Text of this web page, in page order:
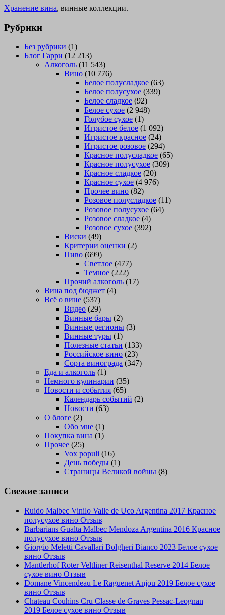
Хранение вина, винные коллекции.
Рубрики
Без рубрики (1)
Блог Гарри (12 213)
Алкоголь (11 543)
Вино (10 776)
Белое полусладкое (63)
Белое полусухое (339)
Белое сладкое (92)
Белое сухое (2 948)
Голубое сухое (1)
Игристое белое (1 092)
Игристое красное (24)
Игристое розовое (294)
Красное полусладкое (65)
Красное полусухое (309)
Красное сладкое (20)
Красное сухое (4 976)
Прочее вино (82)
Розовое полусладкое (11)
Розовое полусухое (64)
Розовое сладкое (4)
Розовое сухое (392)
Виски (49)
Критерии оценки (2)
Пиво (699)
Светлое (477)
Темное (222)
Прочий алкоголь (17)
Вина под бюджет (4)
Всё о вине (537)
Видео (29)
Винные бары (2)
Винные регионы (3)
Винные туры (1)
Полезные статьи (133)
Российское вино (23)
Сорта винограда (347)
Еда и алкоголь (1)
Немного кулинарии (35)
Новости и события (65)
Календарь событий (2)
Новости (63)
О блоге (2)
Обо мне (1)
Покупка вина (1)
Прочее (25)
Vox populi (16)
День победы (1)
Страницы Великой войны (8)
Свежие записи
Ruido Malbec Vinilo Valle de Uco Argentina 2017 Красное
полусухое вино Отзыв
Barbarians Gualta Malbec Mendoza Argentina 2016 Красное
полусухое вино Отзыв
Giorgio Meletti Cavallari Bolgheri Bianco 2023 Белое сухое
вино Отзыв
Mantlerhof Roter Veltliner Reisenthal Reserve 2014 Белое
сухое вино Отзыв
Domane Vincendeau Le Raguenet Anjou 2019 Белое сухое
вино Отзыв
Chateau Couhins Cru Classe de Graves Pessac-Leognan
2019 Белое сухое вино Отзыв